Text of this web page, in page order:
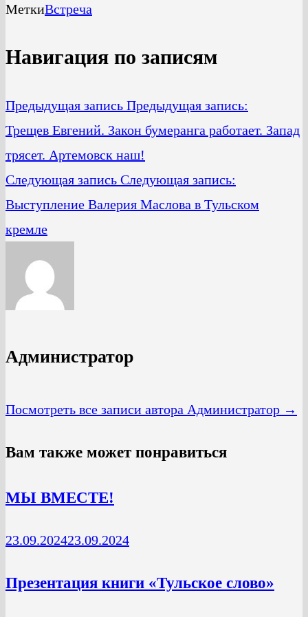
МеткиВстреча
Навигация по записям
Предыдущая запись Предыдущая запись:
Трещев Евгений. Закон бумеранга работает. Запад
трясет. Артемовск наш!
Следующая запись Следующая запись:
Выступление Валерия Маслова в Тульском
кремле
Администратор
Посмотреть все записи автора Администратор →
Вам также может понравиться
МЫ ВМЕСТЕ!
23.09.202423.09.2024
Презентация книги «Тульское слово»